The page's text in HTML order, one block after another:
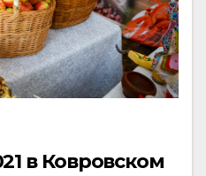
в Ковровском